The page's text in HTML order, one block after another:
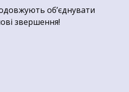
об’єднувати
звершення!